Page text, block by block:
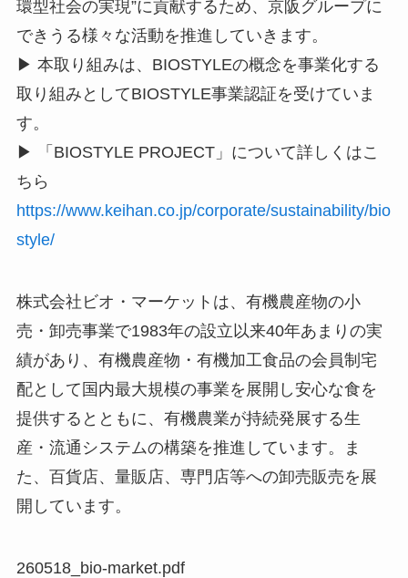
環型社会の実現”に貢献するため、京阪グループに
できうる様々な活動を推進していきます。
▶ 本取り組みは、BIOSTYLEの概念を事業化する
取り組みとしてBIOSTYLE事業認証を受けていま
す。
▶ 「BIOSTYLE PROJECT」について詳しくはこ
ちら
https://www.keihan.co.jp/corporate/sustainability/bio
style/
株式会社ビオ・マーケットは、有機農産物の小
売・卸売事業で1983年の設立以来40年あまりの実
績があり、有機農産物・有機加工食品の会員制宅
配として国内最大規模の事業を展開し安心な食を
提供するとともに、有機農業が持続発展する生
産・流通システムの構築を推進しています。ま
た、百貨店、量販店、専門店等への卸売販売を展
開しています。
260518_bio-market.pdf